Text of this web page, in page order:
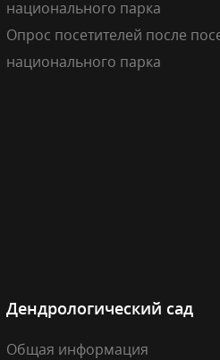
национального парка
Опрос посетителей после
национального парка
Дендрологический сад
Общая информация